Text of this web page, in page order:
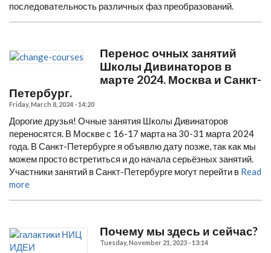
последовательность различных фаз преобразований.
Перенос очных занятий
Школы Дивинаторов в
марте 2024. Москва и Санкт-
Петербург.
Friday, March 8, 2024 - 14:20
Дорогие друзья! Очные занятия Школы Дивинаторов
переносятся. В Москве с 16-17 марта на 30-31 марта 2024
года. В Санкт-Петербурге я объявлю дату позже, так как мы
можем просто встретиться и до начала серьёзных занятий.
Участники занятий в Санкт-Петербурге могут перейти в Read
more
Почему мы здесь и сейчас?
Tuesday, November 21, 2023 - 13:14